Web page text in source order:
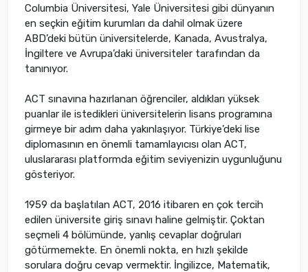
Columbia Üniversitesi, Yale Üniversitesi gibi dünyanın
en seçkin eğitim kurumları da dahil olmak üzere
ABD’deki bütün üniversitelerde, Kanada, Avustralya,
İngiltere ve Avrupa’daki üniversiteler tarafından da
tanınıyor.
ACT sınavına hazırlanan öğrenciler, aldıkları yüksek
puanlar ile istedikleri üniversitelerin lisans programına
girmeye bir adım daha yakınlaşıyor. Türkiye’deki lise
diplomasının en önemli tamamlayıcısı olan ACT,
uluslararası platformda eğitim seviyenizin uygunluğunu
gösteriyor.
1959 da başlatılan ACT, 2016 itibaren en çok tercih
edilen üniversite giriş sınavı haline gelmiştir. Çoktan
seçmeli 4 bölümünde, yanlış cevaplar doğruları
götürmemekte. En önemli nokta, en hızlı şekilde
sorulara doğru cevap vermektir. İngilizce, Matematik,